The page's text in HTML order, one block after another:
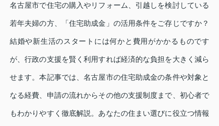
名古屋市で住宅の購入やリフォーム、引越しを検討している
若年夫婦の方、「住宅助成金」の活用条件をご存じですか？
結婚や新生活のスタートには何かと費用がかかるものです
が、行政の支援を賢く利用すれば経済的な負担を大きく減ら
せます。本記事では、名古屋市の住宅助成金の条件や対象と
なる経費、申請の流れからその他の支援制度まで、初心者で
もわかりやすく徹底解説。あなたの住まい選びに役立つ情報